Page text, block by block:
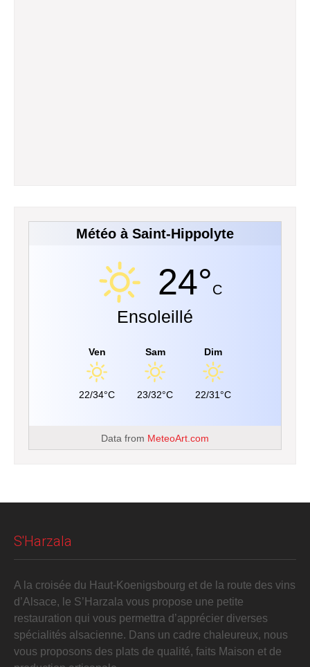
Météo à Saint-Hippolyte
24°C
Ensoleillé
Ven
22/34°C
Sam
23/32°C
Dim
22/31°C
Data from MeteoArt.com
S'Harzala
A la croisée du Haut-Koenigsbourg et de la route des vins
d’Alsace, le S’Harzala vous propose une petite
restauration qui vous permettra d’apprécier diverses
spécialités alsacienne. Dans un cadre chaleureux, nous
vous proposons des plats de qualité, faits Maison et de